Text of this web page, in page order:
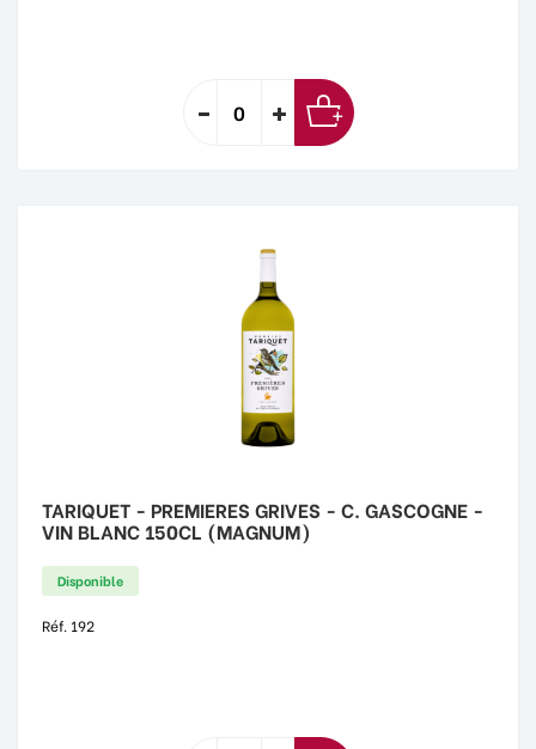
TARIQUET - PREMIERES GRIVES - C. GASCOGNE -
VIN BLANC 150CL (MAGNUM)
Disponible
Réf. 192